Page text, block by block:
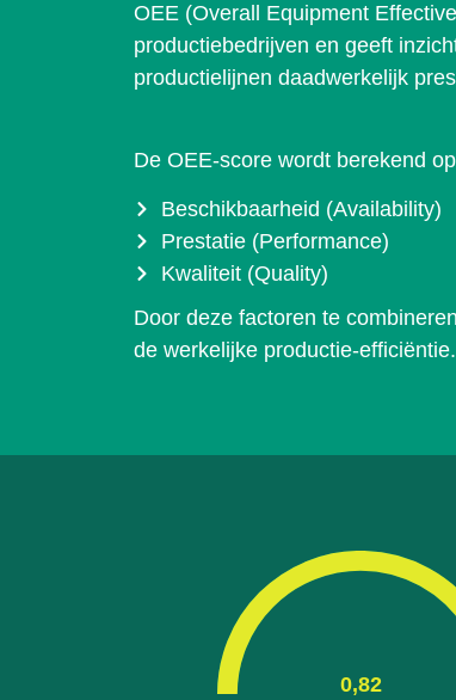
OEE (Overall Equipment
productiebedrijven en geeft
productielijnen daadwerkelijk
De OEE-score wordt berekend
Beschikbaarheid (Availability)
Prestatie (Performance)
Kwaliteit (Quality)
Door deze factoren te
de werkelijke productie-efficiëntie.
0,82